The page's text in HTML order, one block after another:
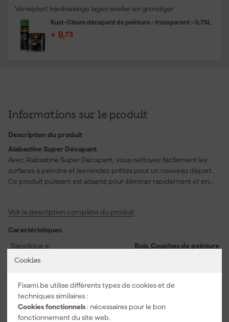
Cookies
Fixami.be utilise différents types de cookies et de
techniques similaires :
Cookies fonctionnels : nécessaires pour le bon
fonctionnement du site web.
Verwijdert hardnekkige lagen sneller en grondiger
Rust-Oleum décapant de peinture - transparent - 0,75L
+ 9,73
Informations sur le produit
Description du produit
Alabastine Super Décapant
Avec Alabastine Super Décapant, vous nettoyez facilement les
surfaces à peindre et les rendez prêtes pour un nouveau départ.
Ce produit puissant est adapté pour éliminer rapidement et en
lasures, vernis et même les laques bi-composants. Vous
peinture peuvent être éliminées simultanément. La formule
transparente est parfaite pour une utilisation en intérieur et il est
préférable de l’appliquer avec un pinceau plat. Alabastine Super
après seulement trois heures. Idéal pour divers travaux de
peinture pour lesquels vous souhaitez obtenir des résultats
rapides, sans compromettre la qualité du décapage.
Voir la description complète du produit
Caractéristiques
S'applique à
Bois, Couches de peinture
Peinture
Méthode de traitement